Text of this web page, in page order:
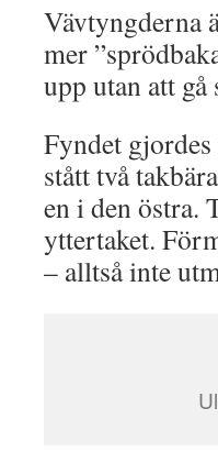
Vävtyngderna
mer
upp utan att gå
Fyndet
stått två
en i den östra.
yttertaket.
– alltså inte